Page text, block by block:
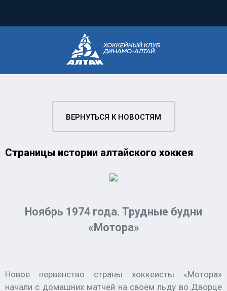
ВЕРНУТЬСЯ К НОВОСТЯМ
Страницы истории алтайского хоккея
Ноябрь 1974 года. Трудные будни
«Мотора»
Новое первенство страны хоккеисты «Мотора»
начали с домашних матчей на своем льду во Дворце